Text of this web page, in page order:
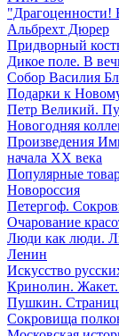
"Драгоценности!
Альбрехт Дюрер
Придворный
Дикое поле. В
Собор Василия
Подарки к
Петр Великий.
Новогодняя
Произведения
начала XX века
Популярные
Новороссия
Петергоф.
Очарование
Люди как люди.
Ленин
Искусство
Кринолин.
Пушкин.
Сокровища